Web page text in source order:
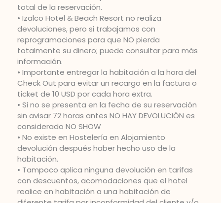
total de la reservación.
• Izalco Hotel & Beach Resort no realiza
devoluciones, pero si trabajamos con
reprogramaciones para que NO pierda
totalmente su dinero; puede consultar para más
información.
• Importante entregar la habitación a la hora del
Check Out para evitar un recargo en la factura o
ticket de 10 USD por cada hora extra.
• Si no se presenta en la fecha de su reservación
sin avisar 72 horas antes NO HAY DEVOLUCIÓN es
considerado NO SHOW
• No existe en Hostelería en Alojamiento
devolución después haber hecho uso de la
habitación.
• Tampoco aplica ninguna devolución en tarifas
con descuentos, acomodaciones que el hotel
realice en habitación a una habitación de